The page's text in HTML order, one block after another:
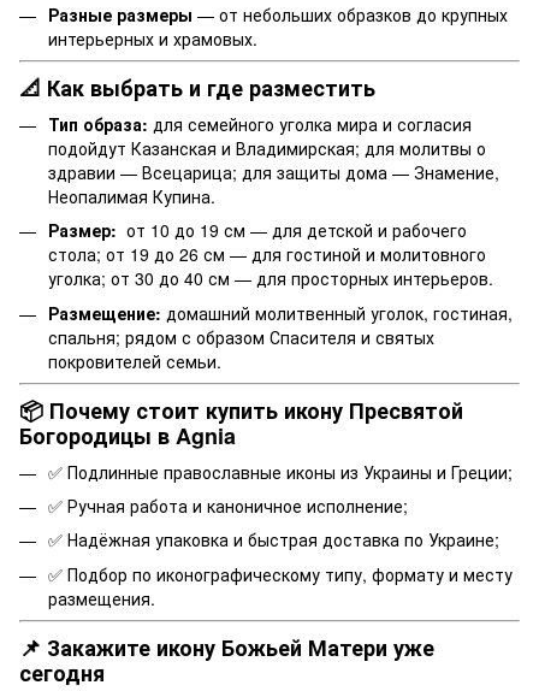
Разные размеры — от небольших образков до крупных
интерьерных и храмовых.
📐 Как выбрать и где разместить
Тип образа: для семейного уголка мира и согласия
подойдут Казанская и Владимирская; для молитвы о
здравии — Всецарица; для защиты дома — Знамение,
Неопалимая Купина.
Размер: от 10 до 19 см — для детской и рабочего
стола; от 19 до 26 см — для гостиной и молитовного
уголка; от 30 до 40 см — для просторных интерьеров.
Размещение: домашний молитвенный уголок, гостиная,
спальня; рядом с образом Спасителя и святых
покровителей семьи.
📦 Почему стоит купить икону Пресвятой
Богородицы в Agnia
✅ Подлинные православные иконы из Украины и Греции;
✅ Ручная работа и каноничное исполнение;
✅ Надёжная упаковка и быстрая доставка по Украине;
✅ Подбор по иконографическому типу, формату и месту
размещения.
📌 Закажите икону Божьей Матери уже
сегодня